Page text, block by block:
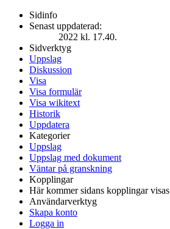
Sidinfo
Senast uppdaterad:
2022 kl. 17.40.
Sidverktyg
Uppslag
Diskussion
Visa
Visa formulär
Visa wikitext
Historik
Uppdatera
Kategorier
Uppslag
Uppslag med dokument
Väntar på granskning
Kopplingar
Här kommer sidans kopplingar visas
Användarverktyg
Skapa konto
Logga in